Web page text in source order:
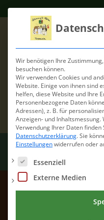
Author:
(Natalie
Wir benötigen Ihre
besuchen können.
Wir verwenden Cookies und
Website. Einige von ihnen sind
helfen, diese Website und Ihre
Personenbezogene Daten
Adressen), z. B. für
Anzeigen- und Inhaltsmessung.
Verwendung Ihrer Daten finden
Datenschutzerklärung.Sie
Einstellungenwiderrufen oder
Es folgt eine Liste der
Essenziell
Externe Medien